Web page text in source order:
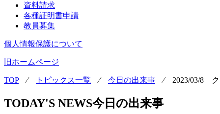
資料請求
各種証明書申請
教員募集
個人情報保護について
旧ホームページ
TOP⁄ トピックス一覧 ⁄ 今日の出来事 ⁄ 2023/03/8
TODAY'S NEWS今日の出来事